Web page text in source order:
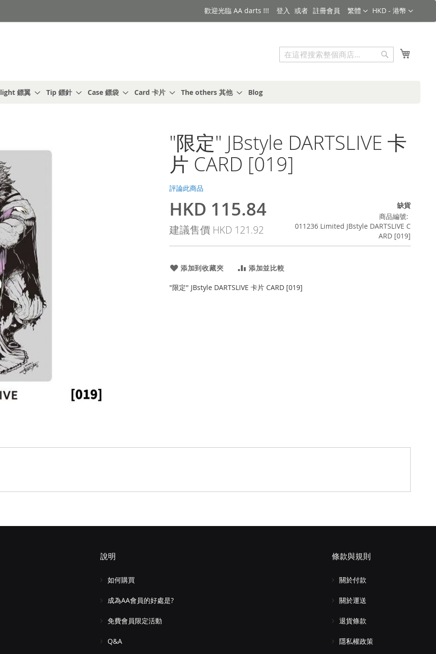
金額
HKD - 港幣
語言
繁體
歡迎光臨 AA darts !!! 登入 註冊會員
搜索
鏢翼 Tip 鏢針 Case 鏢袋 Card 卡片 The others 其他 Blog
"限定" JBstyle DARTSLIVE 卡
片 CARD [019]
評論此商品
特
殊
價
HKD 115.84
建議售價 HKD 121.92
缺貨
商品編號
011236 Limited JBstyle DARTSLIVE C
ARD [019]
添加到收藏夾 添加並比較
"限定" JBstyle DARTSLIVE 卡片 CARD [019]
說明
如何購買
成為AA會員的好處是?
免費會員限定活動
Q&A
條款與規則
關於付款
關於運送
退貨條款
隱私權政策